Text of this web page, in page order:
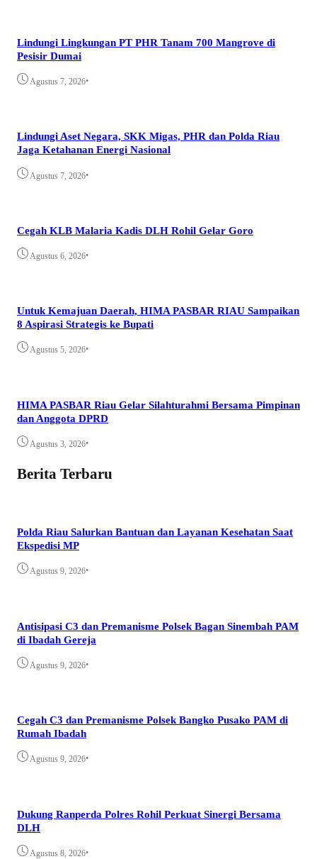
Lindungi Lingkungan PT PHR Tanam 700 Mangrove di
Pesisir Dumai
Agustus 7, 2026•
Lindungi Aset Negara, SKK Migas, PHR dan Polda Riau
Jaga Ketahanan Energi Nasional
Agustus 7, 2026•
Cegah KLB Malaria Kadis DLH Rohil Gelar Goro
Agustus 6, 2026•
Untuk Kemajuan Daerah, HIMA PASBAR RIAU Sampaikan
8 Aspirasi Strategis ke Bupati
Agustus 5, 2026•
HIMA PASBAR Riau Gelar Silahturahmi Bersama Pimpinan
dan Anggota DPRD
Agustus 3, 2026•
Berita Terbaru
Polda Riau Salurkan Bantuan dan Layanan Kesehatan Saat
Ekspedisi MP
Agustus 9, 2026•
Antisipasi C3 dan Premanisme Polsek Bagan Sinembah PAM
di Ibadah Gereja
Agustus 9, 2026•
Cegah C3 dan Premanisme Polsek Bangko Pusako PAM di
Rumah Ibadah
Agustus 9, 2026•
Dukung Ranperda Polres Rohil Perkuat Sinergi Bersama
DLH
Agustus 8, 2026•